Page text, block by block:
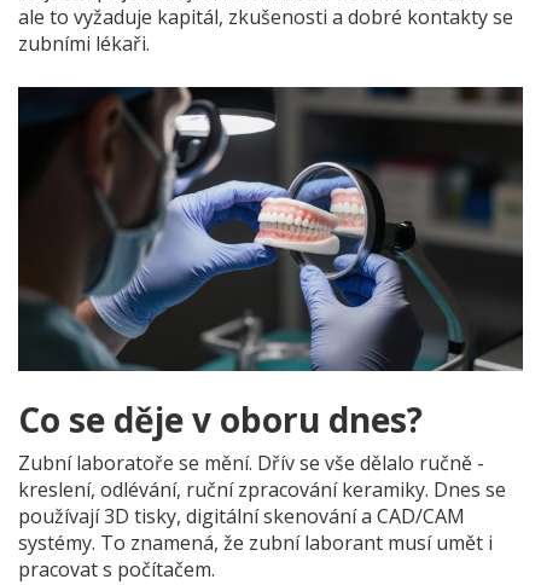
ale to vyžaduje kapitál, zkušenosti a dobré kontakty se
zubními lékaři.
Co se děje v oboru dnes?
Zubní laboratoře se mění. Dřív se vše dělalo ručně -
kreslení, odlévání, ruční zpracování keramiky. Dnes se
používají 3D tisky, digitální skenování a CAD/CAM
systémy. To znamená, že zubní laborant musí umět i
pracovat s počítačem.